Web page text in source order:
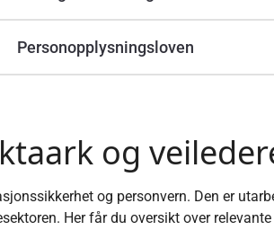
Personopplysningsloven
og
og personvern. Den er
Her får du oversikt over